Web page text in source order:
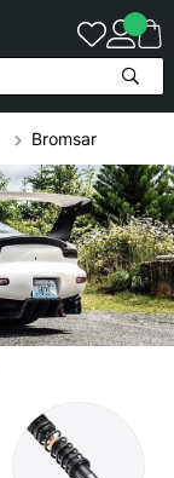
Bromsar
21 Produkter